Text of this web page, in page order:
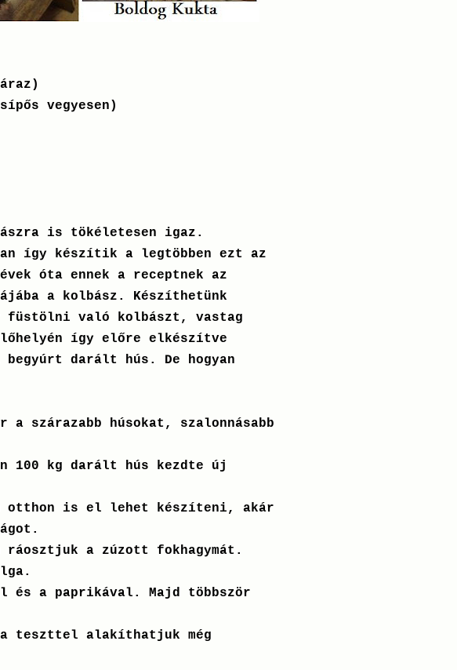
vegyesen)
is tökéletesen igaz.
így készítik a legtöbben ezt az
óta ennek a receptnek az
a kolbász. Készíthetünk
füstölni való kolbászt, vastag
így előre elkészítve
darált hús. De hogyan
a szárazabb húsokat, szalonnásabb
100 kg darált hús kezdte új
otthon is el lehet készíteni, akár
a zúzott fokhagymát.
és a paprikával. Majd többször
teszttel alakíthatjuk még